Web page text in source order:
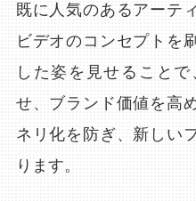
既に人気のあるアーテ
ビデオのコンセプトを
した姿を見せること
せ、ブランド価値を高
ネリ化を防ぎ、新しい
ります。